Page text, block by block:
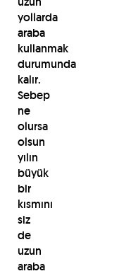
yollarda
araba
kullanmak
durumunda
kalır.
Sebep
ne
olursa
olsun
yılın
büyük
bir
kısmını
siz
de
uzun
araba